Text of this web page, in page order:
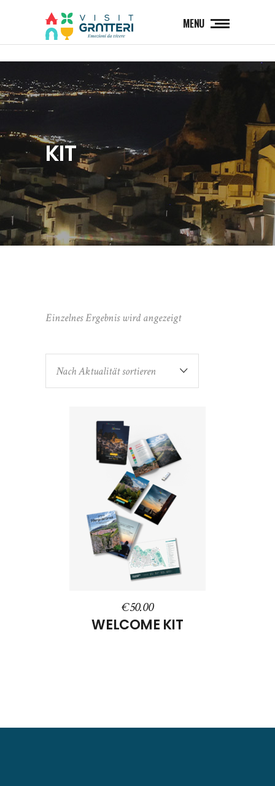
MENU
KIT
Einzelnes Ergebnis wird angezeigt
Nach Aktualität sortieren
IN DEN WARENKORB
€50.00
WELCOME KIT